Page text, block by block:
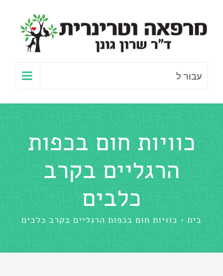
לתוכן
עבור ל
כוויות חום בכפות
הרגליים בקרב
כלבים
בית כוויות חום בכפות הרגליים בקרב כלבים